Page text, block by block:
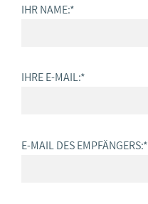
IHR NAME:*
IHRE E-MAIL:*
E-MAIL DES EMPFÄNGERS:*